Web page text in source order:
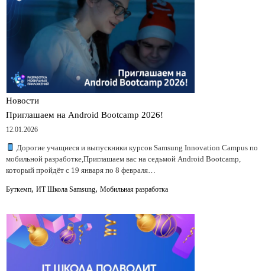
Новости
Приглашаем на Android Bootcamp 2026!
12.01.2026
Дорогие учащиеся и выпускники курсов Samsung Innovation Campus по
мобильной разработке,Приглашаем вас на седьмой Android Bootcamp,
который пройдёт с 19 января по 8 февраля…
Буткемп, ИТ Школа Samsung, Мобильная разработка